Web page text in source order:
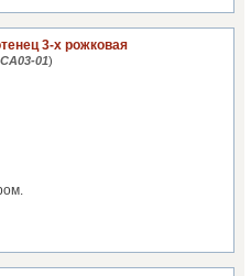
3-х рожковая
01)